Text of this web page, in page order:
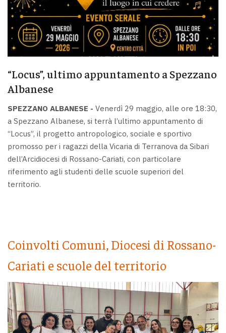
“Locus”, ultimo appuntamento a Spezzano
Albanese
SPEZZANO ALBANESE - Venerdì 29 maggio, alle ore 18:30,
a Spezzano Albanese, si terrà l’ultimo appuntamento di
“Locus”, il progetto antropologico, sociale e sportivo
promosso per i ragazzi della Vicaria di Terranova da Sibari
dell’Arcidiocesi di Rossano-Cariati, con particolare
riferimento agli studenti delle scuole superiori del
territorio.
Coinvolti Comuni, Diocesi di Rossano-
Cariati e scuole del territorio